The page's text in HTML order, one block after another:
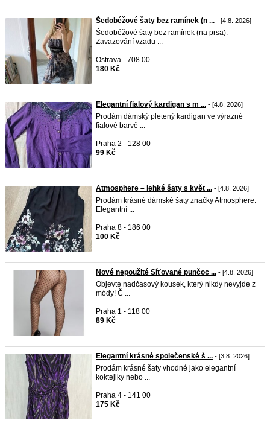
Šedobéžové šaty bez ramínek (n ... - [4.8. 2026]
Šedobéžové šaty bez ramínek (na prsa).
Zavazování vzadu ...
Ostrava - 708 00
180 Kč
Elegantní fialový kardigan s m ... - [4.8. 2026]
Prodám dámský pletený kardigan ve výrazné
fialové barvě ...
Praha 2 - 128 00
99 Kč
Atmosphere – lehké šaty s květ ... - [4.8. 2026]
Prodám krásné dámské šaty značky Atmosphere.
Elegantní ...
Praha 8 - 186 00
100 Kč
Nové nepoužité Síťované punčoc ... - [4.8. 2026]
Objevte nadčasový kousek, který nikdy nevyjde z
módy! Č ...
Praha 1 - 118 00
89 Kč
Elegantní krásné společenské š ... - [3.8. 2026]
Prodám krásné šaty vhodné jako elegantní
koktejlky nebo ...
Praha 4 - 141 00
175 Kč